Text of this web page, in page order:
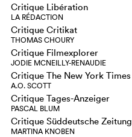
Critique Libération
LA RÉDACTION
Critique Critikat
THOMAS CHOURY
Critique Filmexplorer
JODIE MCNEILLY-RENAUDIE
Critique The New York Times
A.O. SCOTT
Critique Tages-Anzeiger
PASCAL BLUM
Critique Süddeutsche Zeitung
MARTINA KNOBEN